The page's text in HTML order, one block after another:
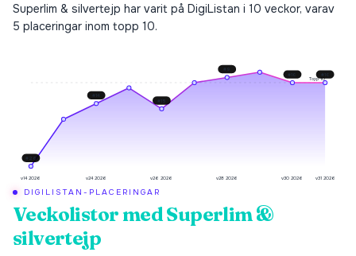
Superlim & silvertejp har varit på DigiListan i 10 veckor, varav
5 placeringar inom topp 10.
Topp 10
# 26
# 14
# 15
# 9
# 10 # 10
v14 2026 v24 2026 v26 2026 v28 2026 v30 2026 v31 2026
DIGILISTAN-PLACERINGAR
Veckolistor medSuperlim &
silvertejp